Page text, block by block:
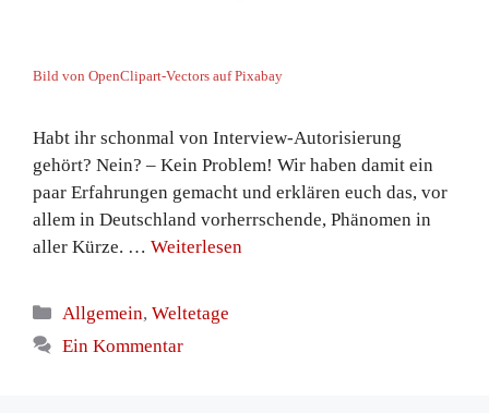
Bild von OpenClipart-Vectors auf Pixabay
Habt ihr schonmal von Interview-Autorisierung
gehört? Nein? – Kein Problem! Wir haben damit ein
paar Erfahrungen gemacht und erklären euch das, vor
allem in Deutschland vorherrschende, Phänomen in
aller Kürze. … Weiterlesen
Kategorien
Allgemein,Weltetage
Ein Kommentar